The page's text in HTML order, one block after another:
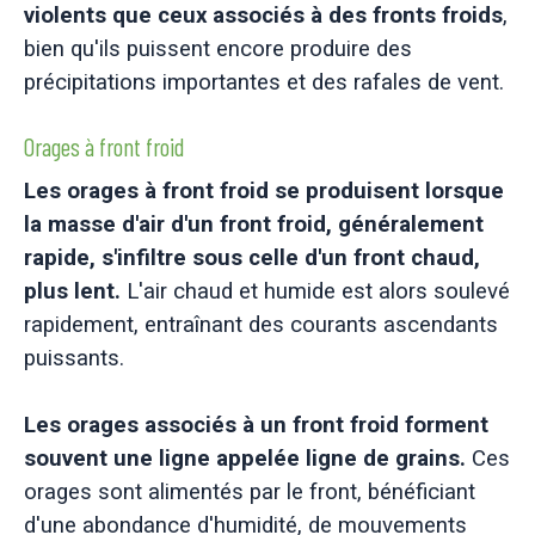
violents que ceux associés à des fronts froids,
bien qu'ils puissent encore produire des
précipitations importantes et des rafales de vent.
Orages à front froid
Les orages à front froid se produisent lorsque
la masse d'air d'un front froid, généralement
rapide, s'infiltre sous celle d'un front chaud,
plus lent. L'air chaud et humide est alors soulevé
rapidement, entraînant des courants ascendants
puissants.
Les orages associés à un front froid forment
souvent une ligne appelée ligne de grains. Ces
orages sont alimentés par le front, bénéficiant
d'une abondance d'humidité, de mouvements